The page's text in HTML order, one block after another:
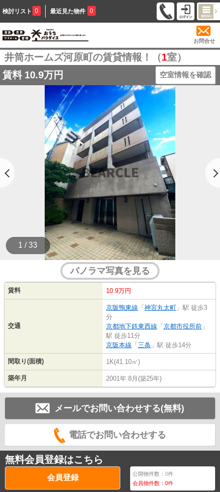
検討リスト 0 最近見た物件 0
お問合せ
井筒ホームズ河原町の賃貸情報！（1室）
賃料 10.9万円 空室情報を確認
1 / 33
パノラマ写真を見る
賃料 10.9万円
交通
京阪鴨東線 「 神宮丸太町 」駅 徒歩3
分
京都地下鉄東西線 「 京都市役所前 」
駅 徒歩11分
京阪本線 「 三条 」駅 徒歩14分
間取り(面積) 1K(41.10㎡)
築年月 2001年 8月(築25年)
メールでお問い合わせする(無料)
電話でお問い合わせする
無料会員登録はこちら
会員登録 公開物件数：0件
会員物件数：0件